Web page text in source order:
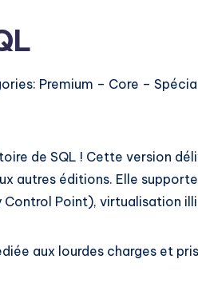
Premium – Core –
de SQL ! Cette version
autres éditions. Elle
Control Point), virtualisation
aux lourdes charges et